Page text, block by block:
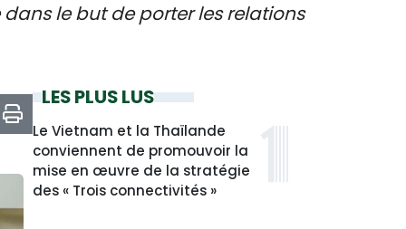
le but de porter les relations
LES PLUS LUS
Le Vietnam et la Thaïlande
conviennent de promouvoir la
mise en œuvre de la stratégie
des « Trois connectivités »